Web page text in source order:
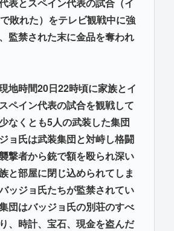
敗れた）をテレビ観戦中に強
監禁された末に金品を奪われ
地時間20日22時頃に家族とイ
ペイン代表の試合を観戦して
なくとも5人の武装した集団
ョ氏は武装集団と対峙し格闘
撃者から銃で額を殴られ深い
と部屋に閉じ込められてしま
ッジョ氏たちが監禁されてい
団はバッジョ氏の別荘のすべ
、時計、宝石、現金を盗んだ